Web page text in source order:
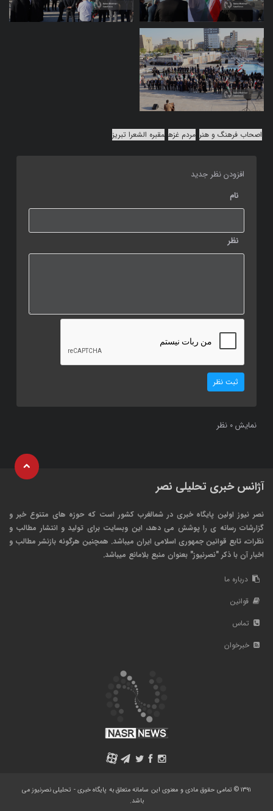
اصحاب فرهنگ و هنر مردم غزه مقبره الشعرا تبریز
افزودن نظر جدید
نام
نظر
ثبت نظر
نمایش 0 نظر
آژانس خبری تحلیلی نصر
نصر نیوز اولین پایگاه خبری در شمالغرب کشور است که حوزه های متنوع خبر و
گزارشات رسانه ی را پوشش می دهد، این وبسایت برای تولید و انتشار مطالب و
نظرات، تابع قوانین جمهوری اسلامی ایران میباشد. همچنین هرگونه بازنشر مطالب و
اخبار آن با ذکر "نصرنیوز" بعنوان منبع بلامانع میباشد.
درباره ما
قوانین
تماس
خبرخوان
A
۱۳۹۱ © تمامی حقوق مادی و معنوی این سامانه متعلق به پایگاه خبری - تحلیلی نصرنیوز می
باشد.